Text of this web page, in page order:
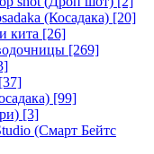
(Косадака) [20]
кита [26]
[269]
[37]
[99]
[3]
(Смарт Бейтс